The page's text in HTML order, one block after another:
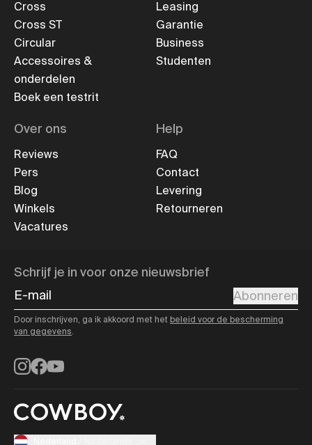
Cross
Cross ST
Circular
Accessoires &
onderdelen
Boek een testrit
Leasing
Garantie
Business
Studenten
Over ons
Reviews
Pers
Blog
Winkels
Vacatures
Help
FAQ
Contact
Levering
Retourneren
Schrijf je in voor onze nieuwsbrief
E-mail
Abonneren
Door inschrijven, ga ik akkoord met het beleid voor de bescherming
van gegevens.
Instagram
Facebook
YouTube